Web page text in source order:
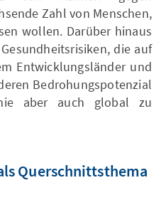
Zahl von Menschen,
wollen. Darüber hinaus
die auf
Entwicklungsländer und
Bedrohungspotenzial
aber auch global zu
Querschnittsthema